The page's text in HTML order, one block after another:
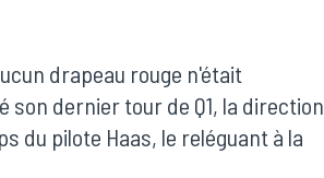
drapeau rouge n'était
dernier tour de Q1, la direction
du pilote Haas, le reléguant à la